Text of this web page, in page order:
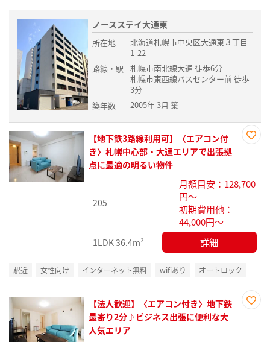
ノースステイ大通東
所在地
北海道札幌市中央区大通東３丁目
1-22
路線・駅
札幌市南北線大通 徒歩6分
札幌市東西線バスセンター前 徒歩
3分
築年数
2005年 3月 築
録
【地下鉄3路線利用可】〈エアコン付
き〉札幌中心部・大通エリアで出張拠
点に最適の明るい物件
205
月額目安：128,700
円～
初期費用他：
44,000円～
1LDK36.4m² 詳細
駅近 女性向け インターネット無料 wifiあり オートロック
【法人歓迎】〈エアコン付き〉地下鉄
最寄り2分♪ビジネス出張に便利な大
人気エリア